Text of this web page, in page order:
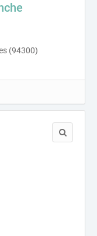
(94300)